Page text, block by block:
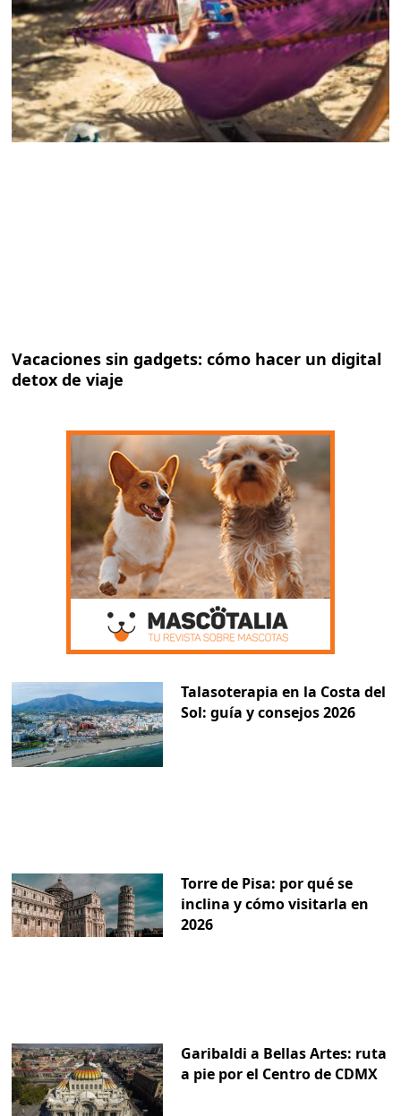
Vacaciones sin gadgets: cómo hacer un digital
detox de viaje
Talasoterapia en la Costa del
Sol: guía y consejos 2026
Torre de Pisa: por qué se
inclina y cómo visitarla en
2026
Garibaldi a Bellas Artes: ruta
a pie por el Centro de CDMX